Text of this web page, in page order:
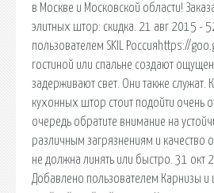
в Москве и Московской области!
элитных штор: скидка. 21 авг 2015 -
пользователем SKIL Россияhttps://
гостиной или спальне создают
задерживают свет. Они также служат.
кухонных штор стоит подойти очень
очередь обратите внимание на
различным загрязнениям и качество
не должна линять или быстро. 31 окт
Добавлено пользователем Карнизы